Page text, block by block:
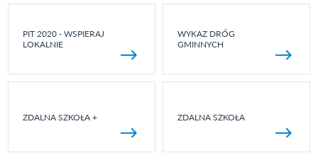
PIT 2020 - WSPIERAJ
LOKALNIE
WYKAZ DRÓG
GMINNYCH
ZDALNA SZKOŁA + ZDALNA SZKOŁA